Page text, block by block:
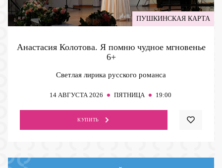
ПУШКИНСКАЯ КАРТА
Анастасия Колотова. Я помню чудное мгновенье
6+
Светлая лирика русского романса
14 АВГУСТА 2026 ПЯТНИЦА 19:00
КУПИТЬ